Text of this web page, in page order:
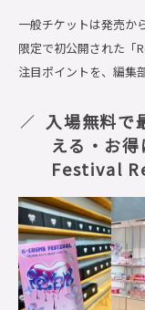
一般チケットは発売か
限定で初公開された「
注目ポイントを、編集
入場無料で
える・お
Festival